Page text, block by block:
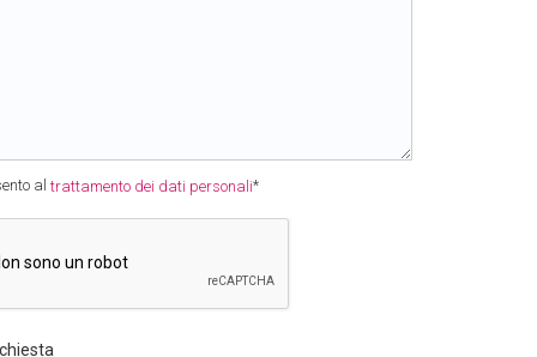
altrattamento dei dati personali*